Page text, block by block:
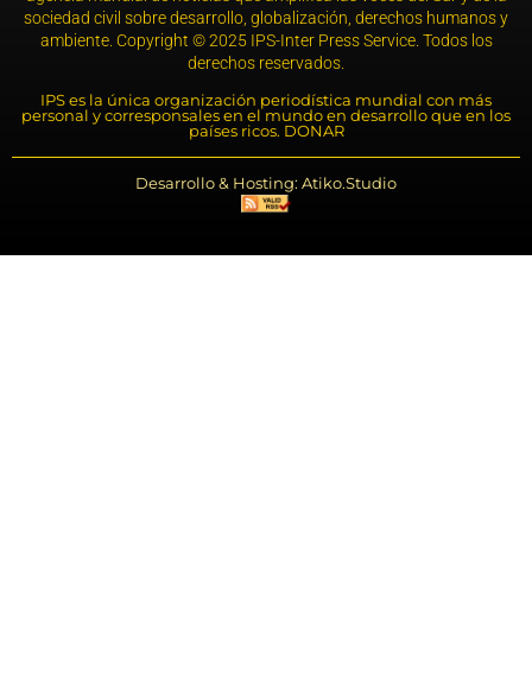
sociedad civil sobre desarrollo, globalización, derechos humanos y
ambiente. Copyright © 2025 IPS-Inter Press Service. Todos los
derechos reservados.
IPS es la única organización periodística mundial con más
personal y corresponsales en el mundo en desarrollo que en los
países ricos. DONAR
Desarrollo & Hosting: Atiko.Studio